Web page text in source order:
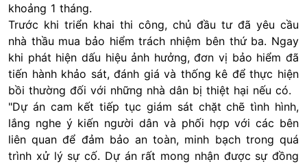
khoảng 1 tháng.
Trước khi triển khai thi công, chủ đầu tư đã yêu cầu
nhà thầu mua bảo hiểm trách nhiệm bên thứ ba. Ngay
khi phát hiện dấu hiệu ảnh hưởng, đơn vị bảo hiểm đã
tiến hành khảo sát, đánh giá và thống kê để thực hiện
bồi thường đối với những nhà dân bị thiệt hại nếu có.
"Dự án cam kết tiếp tục giám sát chặt chẽ tình hình,
lắng nghe ý kiến người dân và phối hợp với các bên
liên quan để đảm bảo an toàn, minh bạch trong quá
trình xử lý sự cố. Dự án rất mong nhận được sự đồng